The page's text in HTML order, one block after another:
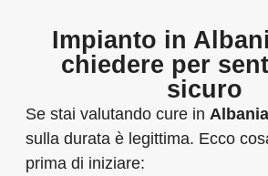
Impianto in
chiedere per
sicuro
Se stai valutando cure in Albania
sulla durata è legittima. Ecco
prima di iniziare: